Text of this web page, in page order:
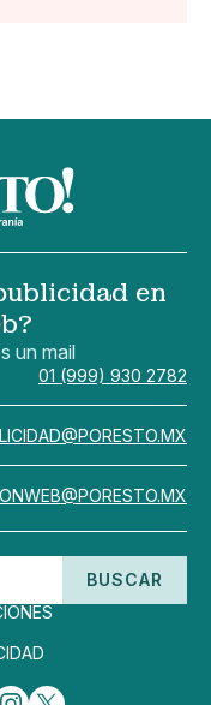
en
un mail
01 (999) 930 2782
BUSCAR